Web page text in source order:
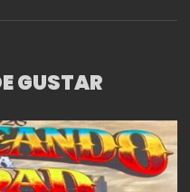
GUSTAR